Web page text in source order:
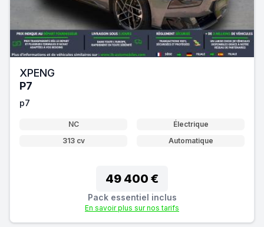
XPENG
P7
p7
NC
Électrique
313 cv
Automatique
49 400 €
Pack essentiel inclus
En savoir plus sur nos tarifs